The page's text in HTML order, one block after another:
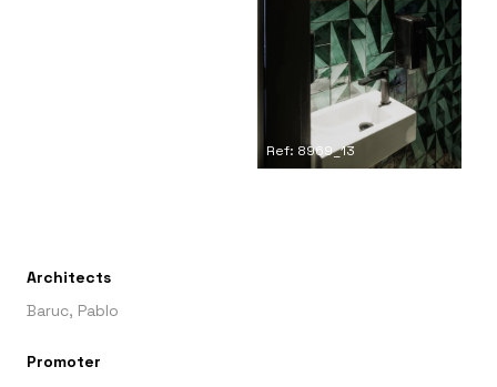
Ref: 8969_13
Architects
Baruc, Pablo
Promoter